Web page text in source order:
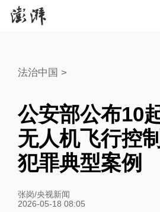
法治中国 >
公安部公布10
无人机飞行控
犯罪典型案例
张岗/央视新闻
2026-05-18 08:05